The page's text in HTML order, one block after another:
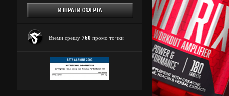
Вземи срещу 760 промо точки